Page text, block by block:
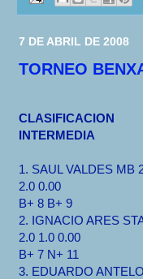
7 DE ABRIL DE 2008
TORNEO
CLASIFICACION
INTERMEDIA
1. SAUL VALDES MB
2.0 0.00
B+ 8 B+ 9
2. IGNACIO ARES
2.0 1.0 0.00
B+ 7 N+ 11
3. EDUARDO